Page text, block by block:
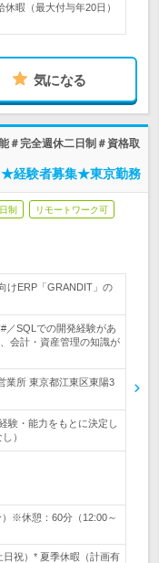
暇（最大付与年20日）
気になる
＃完全週休二日制＃資格取
★経験者募集★東京勤務
制 リモートワーク可
けERP「GRANDIT」の
／SQLでの開発経験があ
会計・資産管理の知識が
業所 東京都江東区東陽3
験・能力をもとに決定し
）
※休憩：60分（12:00～
祝）* 夏季休暇（計画有